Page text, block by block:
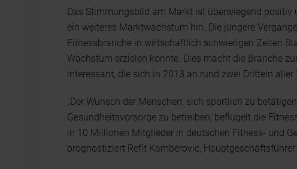
Das Stimmungsbild am Markt ist überwiegend
ein weiteres Marktwachstum hin. Die jüngere
Fitnessbranche in wirtschaftlich schwierigen Zeiten
Wachstum erzielen konnte. Dies macht die Branche
interessant, die sich in 2013 an rund zwei Dritteln
„Der Wunsch der Menschen, sich sportlich zu
Gesundheitsvorsorge zu betreiben, beflügelt die
in 10 Millionen Mitglieder in deutschen Fitness- und
prognostiziert Refit Kamberovic, Hauptgeschäftsführer